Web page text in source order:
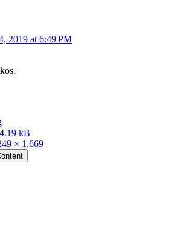
2019 at 6:49 PM
kB
× 1,669